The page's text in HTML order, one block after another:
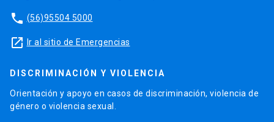
phone (56)95504 5000
launch Ir al sitio de Emergencias
DISCRIMINACIÓN Y VIOLENCIA
Orientación y apoyo en casos de discriminación, violencia de
género o violencia sexual.